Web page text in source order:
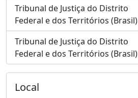
Tribunal de Justiça do Distrito
Federal e dos Territórios (Brasil)
, 2 resultados
Tribunal de Justiça do Distrito
Federal e dos Territórios (Brasil)
, 1 resultados
Local